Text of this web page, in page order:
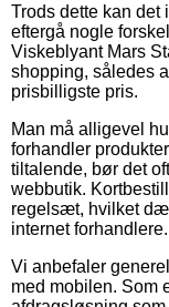
Trods dette kan det
eftergå nogle
Viskeblyant Mars
shopping, således
prisbilligste pris.
Man må alligevel
forhandler
tiltalende, bør det
webbutik.
regelsæt, hvilket
internet forhandlere.
Vi anbefaler
med mobilen. Som